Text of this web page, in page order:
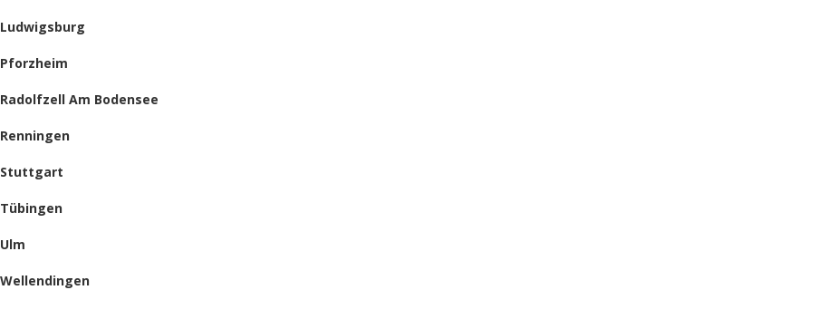
Ludwigsburg
Pforzheim
Radolfzell Am Bodensee
Renningen
Stuttgart
Tübingen
Ulm
Wellendingen